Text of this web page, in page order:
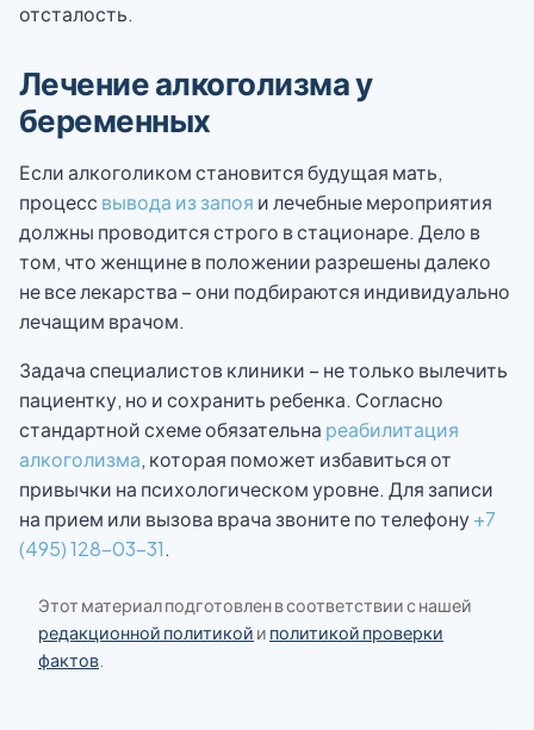
отсталость.
Лечение алкоголизма у
беременных
Если алкоголиком становится будущая мать,
процесс вывода из запоя и лечебные мероприятия
должны проводится строго в стационаре. Дело в
том, что женщине в положении разрешены далеко
не все лекарства – они подбираются индивидуально
лечащим врачом.
Задача специалистов клиники – не только вылечить
пациентку, но и сохранить ребенка. Согласно
стандартной схеме обязательна реабилитация
алкоголизма, которая поможет избавиться от
привычки на психологическом уровне. Для записи
на прием или вызова врача звоните по телефону+7
(495) 128-03-31.
Этот материал подготовлен в соответствии с нашей
редакционной политикой и политикой проверки
фактов